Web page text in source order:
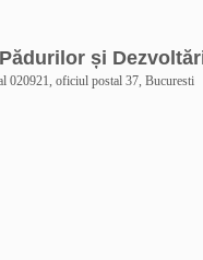
și
020921, oficiul postal 37, Bucuresti